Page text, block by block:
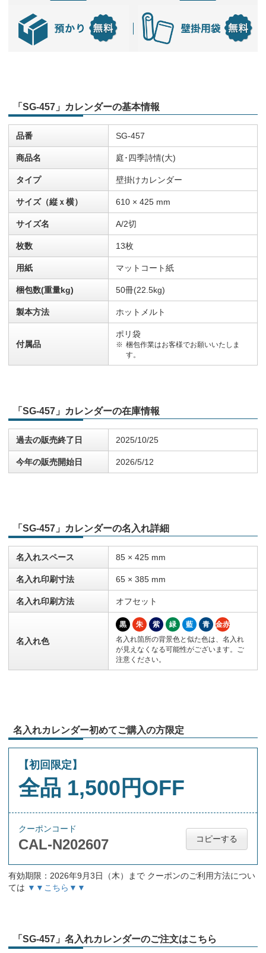
「SG-457」カレンダーの基本情報
品番 SG-457
商品名 庭･四季詩情(大)
タイプ 壁掛けカレンダー
サイズ（縦ｘ横） 610 × 425 mm
サイズ名 A/2切
枚数 13枚
用紙 マットコート紙
梱包数(重量kg) 50冊(22.5kg)
製本方法 ホットメルト
付属品
ポリ袋
梱包作業はお客様でお願いいたしま
す。
「SG-457」カレンダーの在庫情報
過去の販売終了日 2025/10/25
今年の販売開始日 2026/5/12
「SG-457」カレンダーの名入れ詳細
名入れスペース 85 × 425 mm
名入れ印刷寸法 65 × 385 mm
名入れ印刷方法 オフセット
名入れ色
黒 朱 紫 緑 藍 青
金赤
名入れ箇所の背景色と似た色は、名入れ
が見えなくなる可能性がございます。ご
注意ください。
名入れカレンダー初めてご購入の方限定
【初回限定】
全品 1,500円OFF
クーポンコード
CAL-N202607 コピーする
有効期限：2026年9月3日（木）まで クーポンのご利用方法につい
ては ▼▼こちら▼▼
「SG-457」名入れカレンダーのご注文はこちら